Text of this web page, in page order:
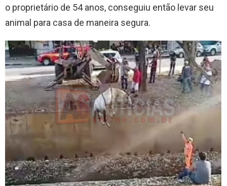
o proprietário de 54 anos, conseguiu então levar seu
animal para casa de maneira segura.